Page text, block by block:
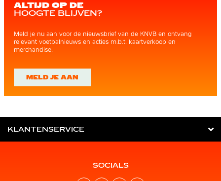
ALTIJD OP DE
HOOGTE BLIJVEN?
Meld je nu aan voor de nieuwsbrief van de KNVB en ontvang
relevant voetbalnieuws en acties m.b.t. kaartverkoop en
merchandise.
MELD JE AAN
KLANTENSERVICE
SOCIALS